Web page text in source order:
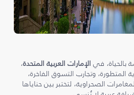
بالحياة، في الإمارات العربية المتحدة،
المتطورة، وتجارب التسوق الفاخرة،
الصحراوية، لتختبر بين حناياها